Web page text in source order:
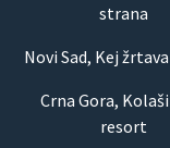
strana
Novi Sad, Kej
Crna Gora,
resort